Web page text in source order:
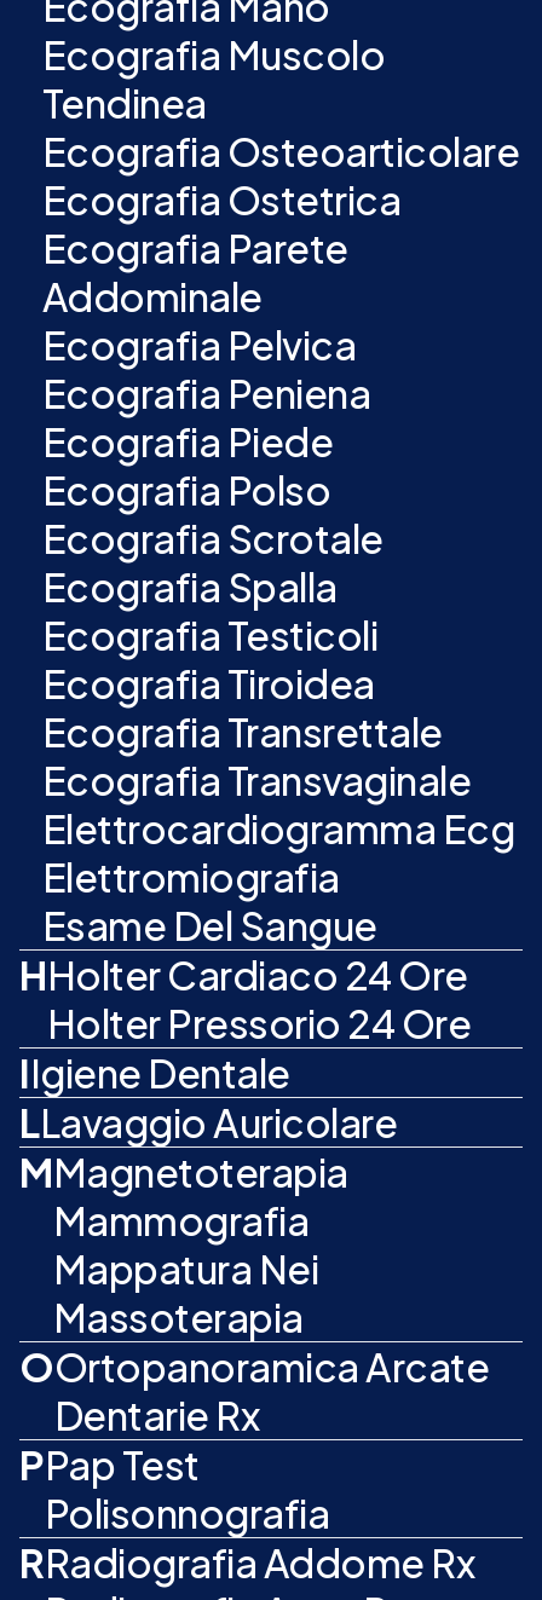
Ecografia Muscolo
Tendinea
Ecografia Osteoarticolare
Ecografia Ostetrica
Ecografia Parete
Addominale
Ecografia Pelvica
Ecografia Peniena
Ecografia Piede
Ecografia Polso
Ecografia Scrotale
Ecografia Spalla
Ecografia Testicoli
Ecografia Tiroidea
Ecografia Transrettale
Ecografia Transvaginale
Elettrocardiogramma Ecg
Elettromiografia
Esame Del Sangue
HHolter Cardiaco 24 Ore
Holter Pressorio 24 Ore
IIgiene Dentale
LLavaggio Auricolare
MMagnetoterapia
Mammografia
Mappatura Nei
Massoterapia
OOrtopanoramica Arcate
Dentarie Rx
PPap Test
Polisonnografia
RRadiografia Addome Rx